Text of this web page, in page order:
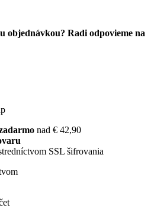
objednávkou? Radi odpovieme na
nad € 42,90
SSL šifrovania